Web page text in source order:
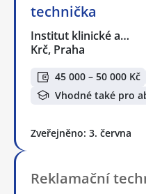
technička
Institut klinické a…
Krč, Praha
45 000 – 50 000 Kč
Vhodné také pro
Zveřejněno: 3. června
Reklamační